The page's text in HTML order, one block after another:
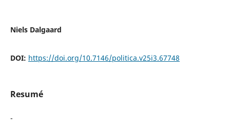
Niels Dalgaard
DOI: https://doi.org/10.7146/politica.v25i3.67748
Resumé
-